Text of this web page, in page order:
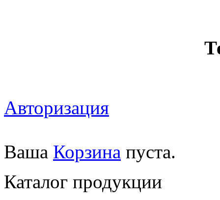
Авторизация
Ваша Корзина пуста.
Каталог продукции